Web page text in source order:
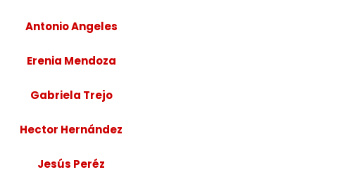
Antonio Angeles
Erenia Mendoza
Gabriela Trejo
Hector Hernández
Jesús Peréz